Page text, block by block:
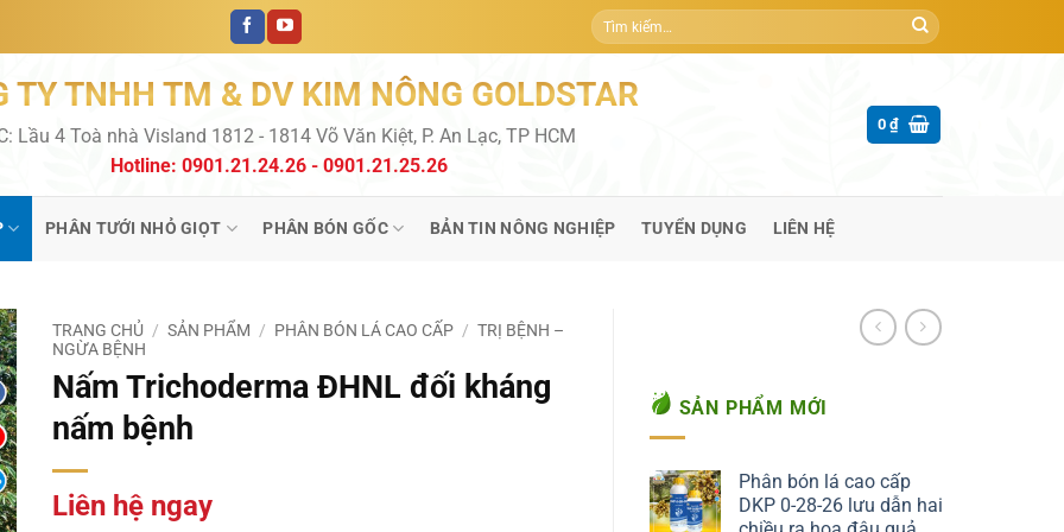
Tìm
kiếm:
TY TNHH TM & DV KIM NÔNG GOLDSTAR
Lầu 4 Toà nhà Visland 1812 - 1814 Võ Văn Kiệt, P. An Lạc, TP HCM
Hotline: 0901.21.24.26 - 0901.21.25.26
0₫
PHÂN TƯỚI NHỎ GIỌT PHÂN BÓN GỐC BẢN TIN NÔNG NGHIỆP TUYỂN DỤNG LIÊN HỆ
TRANG CHỦ / SẢN PHẨM / PHÂN BÓN LÁ CAO CẤP / TRỊ BỆNH –
NGỪA BỆNH
Nấm Trichoderma ĐHNL đối kháng
nấm bệnh
Liên hệ ngay
SẢN PHẨM MỚI
Phân bón lá cao cấp
DKP 0-28-26 lưu dẫn hai